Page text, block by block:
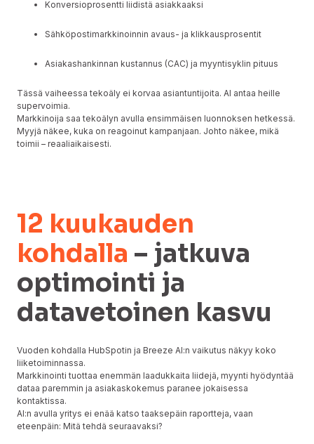
Konversioprosentti liidistä asiakkaaksi
Sähköpostimarkkinoinnin avaus- ja klikkausprosentit
Asiakashankinnan kustannus (CAC) ja myyntisyklin pituus
Tässä vaiheessa tekoäly ei korvaa asiantuntijoita. AI antaa heille
supervoimia.
Markkinoija saa tekoälyn avulla ensimmäisen luonnoksen hetkessä.
Myyjä näkee, kuka on reagoinut kampanjaan. Johto näkee, mikä
toimii – reaaliaikaisesti.
12 kuukauden
kohdalla – jatkuva
optimointi ja
datavetoinen kasvu
Vuoden kohdalla HubSpotin ja Breeze AI:n vaikutus näkyy koko
liiketoiminnassa.
Markkinointi tuottaa enemmän laadukkaita liidejä, myynti hyödyntää
dataa paremmin ja asiakaskokemus paranee jokaisessa
kontaktissa.
AI:n avulla yritys ei enää katso taaksepäin raportteja, vaan
eteenpäin: Mitä tehdä seuraavaksi?